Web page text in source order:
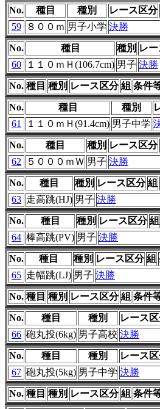
No. 種目 種別 レース区分
59
８００ｍ 男子小学 決勝
No. 種目 種別 レ
60
１１０ｍＨ(106.7cm) 男子 決勝
No. 種目 種別 レース区分 組 条件
No. 種目 種別
61
１１０ｍＨ(91.4cm) 男子中学
No. 種目 種別 レース区分
62
５０００ｍＷ 男子 決勝
No. 種目 種別 レース区分 組
63 走高跳(HJ) 男子 決勝
No. 種目 種別 レース区分 組
64 棒高跳(PV) 男子 決勝
No. 種目 種別 レース区分 組
65 走幅跳(LJ) 男子 決勝
No. 種目 種別 レース区分 組 条件
No. 種目 種別 レース
66 砲丸投(6kg) 男子高校 決勝
No. 種目 種別 レース
67 砲丸投(5kg) 男子中学 決勝
No. 種目 種別 レース区分 組 条件